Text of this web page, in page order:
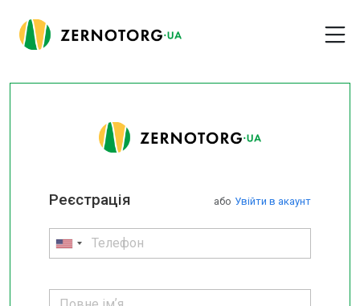
або Увійти в акаунт
Реєстрація